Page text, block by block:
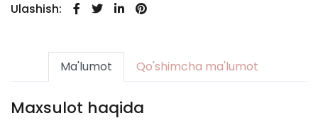
Ulashish:
Ma'lumot Qo'shimcha ma'lumot
Maxsulot haqida